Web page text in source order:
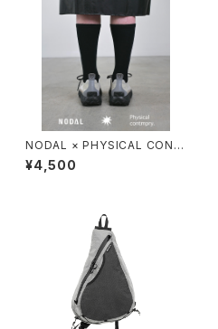
NODAL × PHYSICAL CONT
MPRY.
¥4,500